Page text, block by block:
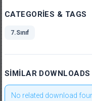
CATEGORIES & TAGS
7.Sınıf
SIMILAR DOWNLOADS
No related download